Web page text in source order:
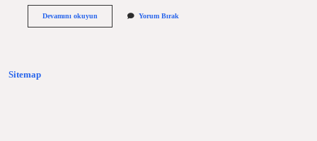
Devamını okuyunBal
Yorum Bırak
Sitemap